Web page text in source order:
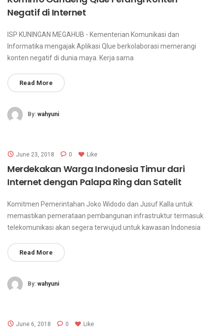
Negatif di Internet
ISP KUNINGAN MEGAHUB - Kementerian Komunikasi dan
Informatika mengajak Aplikasi Qlue berkolaborasi memerangi
konten negatif di dunia maya. Kerja sama
Read More
By: wahyuni
June 23, 2018 0 Like
Merdekakan Warga Indonesia Timur dari
Internet dengan Palapa Ring dan Satelit
Komitmen Pemerintahan Joko Widodo dan Jusuf Kalla untuk
memastikan pemerataan pembangunan infrastruktur termasuk
telekomunikasi akan segera terwujud untuk kawasan Indonesia
Read More
By: wahyuni
June 6, 2018 0 Like